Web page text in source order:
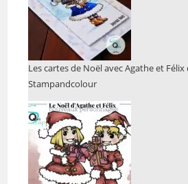
Les cartes de Noël avec Agathe et
Stampandcolour